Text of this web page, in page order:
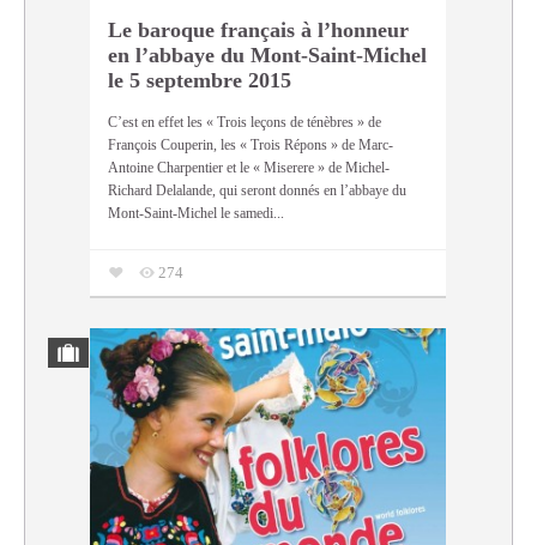
Le baroque français à l’honneur
en l’abbaye du Mont-Saint-Michel
le 5 septembre 2015
C’est en effet les « Trois leçons de ténèbres » de
François Couperin, les « Trois Répons » de Marc-
Antoine Charpentier et le « Miserere » de Michel-
Richard Delalande, qui seront donnés en l’abbaye du
Mont-Saint-Michel le samedi...
274